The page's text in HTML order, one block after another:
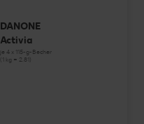
DANONE
Activia
je 4 x 115-g-Becher
(1 kg = 2.81)